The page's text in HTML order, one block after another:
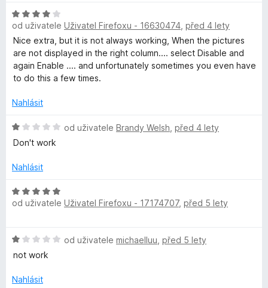
o
u
s
e
l
S
a
v
e
5
í
:
2
z
5
H
o
d
n
o
c
n
:
4
5
od uživatele Uživatel Firefoxu - 16630474 před 4 lety
Nice extra, but it is not always working, When the pictures
are not displayed in the right column.... select Disable and
again Enable .... and unfortunately sometimes you even have
to do this a few times.
Nahlásit
H
o
n
c
e
:
1
5
od uživatele Brandy Welsh před 4 lety
Don't work
Nahlásit
H
o
o
c
n
od uživatele Uživatel Firefoxu - 17174707, před 5 lety
H
o
n
od uživatele michaelluu před 5 lety
not work
Nahlásit